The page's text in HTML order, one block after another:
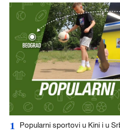
1 Popularni sportovi u Kini i u